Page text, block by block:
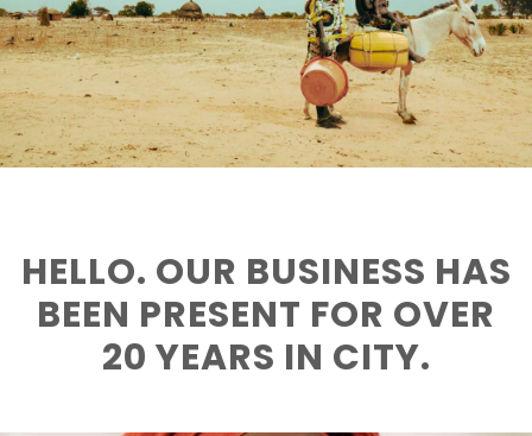
HELLO. OUR BUSINESS HAS
BEEN PRESENT FOR OVER
20 YEARS IN CITY.